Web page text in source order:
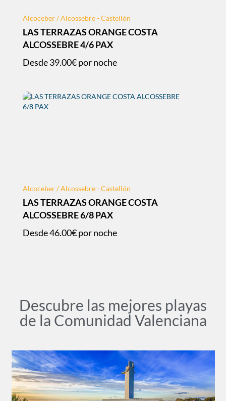
Alcoceber / Alcossebre - Castellón
LAS TERRAZAS ORANGE COSTA
ALCOSSEBRE 4/6 PAX
Desde39.00€por noche
Alcoceber / Alcossebre - Castellón
LAS TERRAZAS ORANGE COSTA
ALCOSSEBRE 6/8 PAX
Desde46.00€por noche
Descubre las mejores playas
de la Comunidad Valenciana